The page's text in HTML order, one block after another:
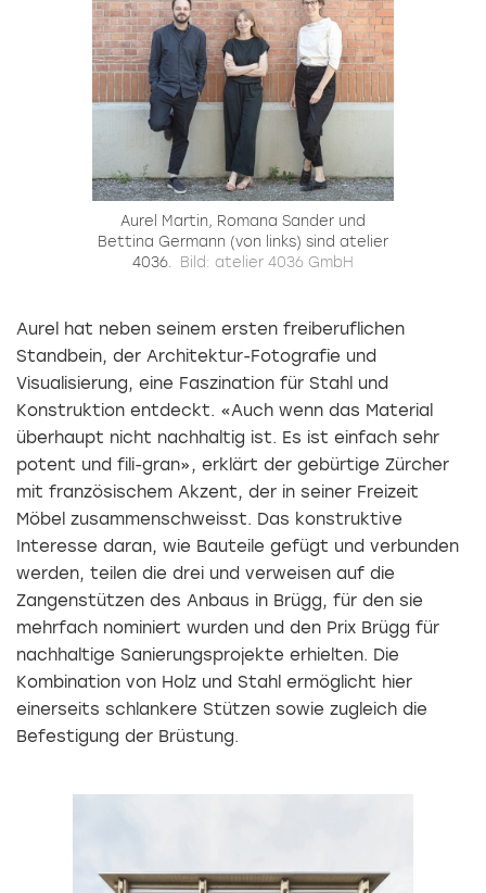
Aurel Martin, Romana Sander und
Bettina ­Germann (von links) sind atelier
4036.
Bild: atelier 4036 GmbH
Aurel hat neben seinem ersten freiberuflichen
Standbein, der Architektur-Fotografie und
Visualisierung, eine Faszination für Stahl und
Konstruktion entdeckt. «Auch wenn das Material
überhaupt nicht nachhaltig ist. Es ist einfach sehr
potent und fili­-gran», erklärt der gebürtige Zürcher
mit französischem Akzent, der in seiner Freizeit
Möbel zusammenschweisst. Das konstruktive
Interesse daran, wie Bauteile gefügt und verbunden
werden, teilen die drei und verweisen auf die
Zangenstützen des Anbaus in Brügg, für den sie
mehrfach nominiert wurden und den Prix Brügg für
nachhaltige Sanierungsprojekte erhielten. Die
Kombination von Holz und Stahl ermöglicht hier
einerseits schlankere Stützen sowie zugleich die
Befestigung der Brüstung.